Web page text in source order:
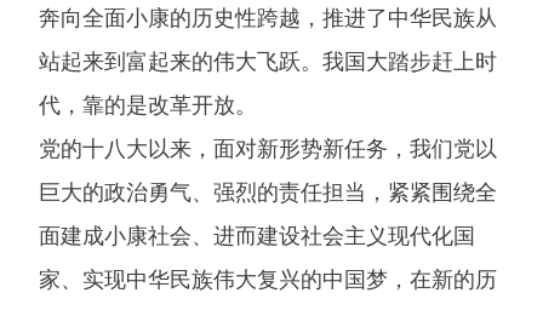
奔向全面小康的历史性跨越，推进了中华民族从
站起来到富起来的伟大飞跃。我国大踏步赶上时
代，靠的是改革开放。
党的十八大以来，面对新形势新任务，我们党以
巨大的政治勇气、强烈的责任担当，紧紧围绕全
面建成小康社会、进而建设社会主义现代化国
家、实现中华民族伟大复兴的中国梦，在新的历